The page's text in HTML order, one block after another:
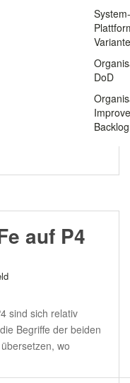
System-
DoD
Backlog
auf P4
sind sich relativ
Begriffe der beiden
wo